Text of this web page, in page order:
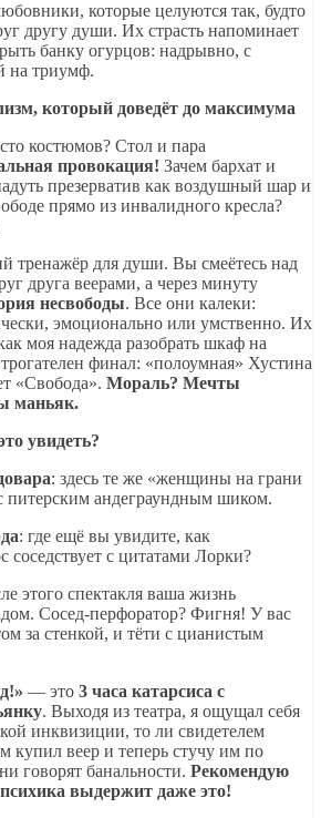
которые целуются так, будто
другу души. Их страсть напоминает
банку огурцов: надрывно, с
на триумф.
который доведёт до максимума
костюмов? Стол и пара
провокация! Зачем бархат и
презерватив как воздушный шар и
прямо из инвалидного кресла?
тренажёр для души. Вы смеётесь над
друга веерами, а через минуту
несвободы. Все они калеки:
эмоционально или умственно. Их
моя надежда разобрать шкаф на
финал: «полоумная» Хустина
«Свобода». Мораль? Мечты
маньяк.
увидеть?
: здесь те же «женщины на грани
питерским андеграундным шиком.
: где ещё вы увидите, как
соседствует с цитатами Лорки?
этого спектакля ваша жизнь
Сосед-перфоратор? Фигня! У вас
за стенкой, и тёти с цианистым
— это 3 часа катарсиса с
. Выходя из театра, я ощущал себя
инквизиции, то ли свидетелем
купил веер и теперь стучу им по
говорят банальности. Рекомендую
выдержит даже это!